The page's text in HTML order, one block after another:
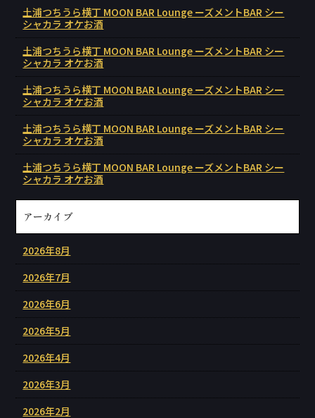
土浦つちうら横丁 MOON BAR Lounge ーズメントBAR シー
シャカラ オケお酒
土浦つちうら横丁 MOON BAR Lounge ーズメントBAR シー
シャカラ オケお酒
土浦つちうら横丁 MOON BAR Lounge ーズメントBAR シー
シャカラ オケお酒
土浦つちうら横丁 MOON BAR Lounge ーズメントBAR シー
シャカラ オケお酒
土浦つちうら横丁 MOON BAR Lounge ーズメントBAR シー
シャカラ オケお酒
アーカイブ
2026年8月
2026年7月
2026年6月
2026年5月
2026年4月
2026年3月
2026年2月